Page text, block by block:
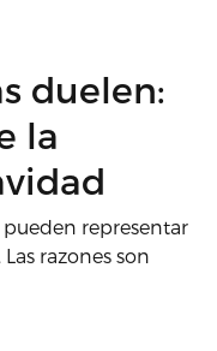
duelen:
la
pueden representar
razones son